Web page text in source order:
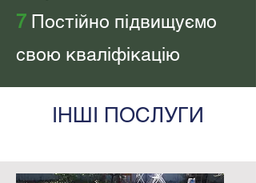
7 Постійно підвищуємо
свою кваліфікацію
ІНШІ ПОСЛУГИ